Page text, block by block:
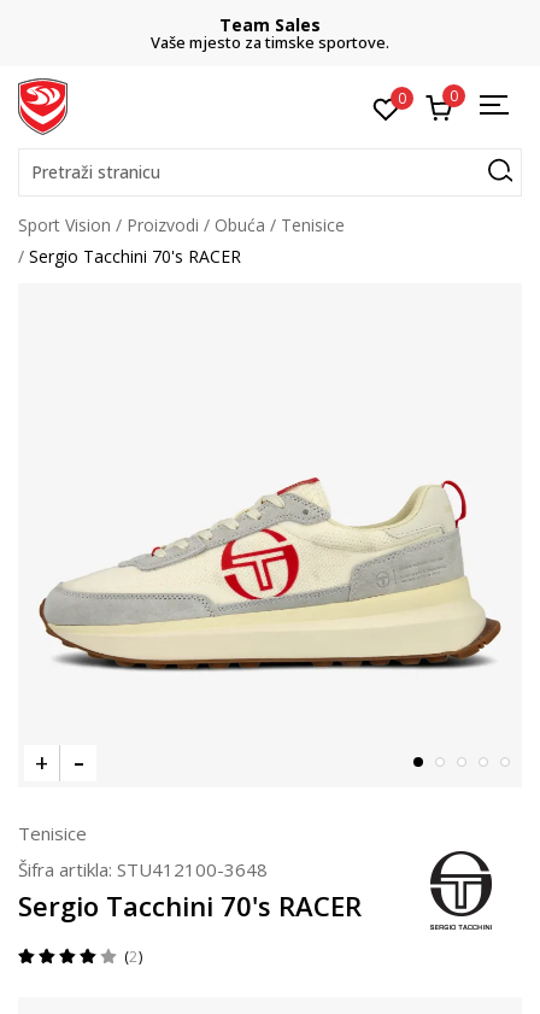
Team Sales
Vaše mjesto za timske sportove.
0 0
Pretraži stranicu
Sport Vision Proizvodi Obuća
Tenisice
Sergio Tacchini 70's RACER
Tenisice
Šifra artikla: STU412100-3648
Sergio Tacchini 70's RACER
2